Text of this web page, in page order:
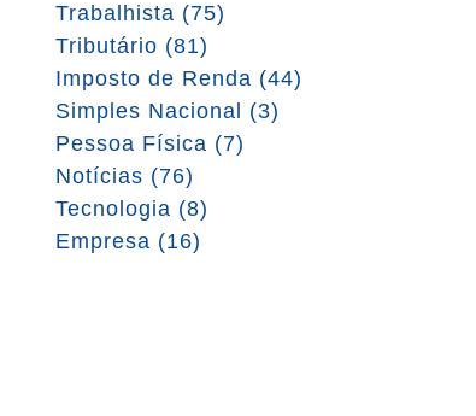
Trabalhista (75)
Tributário (81)
Imposto de Renda (44)
Simples Nacional (3)
Pessoa Física (7)
Notícias (76)
Tecnologia (8)
Empresa (16)